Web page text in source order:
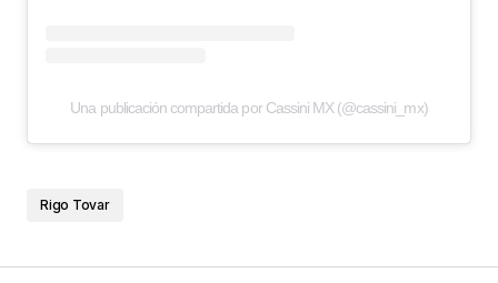
Una publicación compartida por Cassini MX (@cassini_mx)
Rigo Tovar